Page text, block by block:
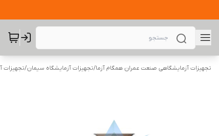
تجهیزات آزمایشگاهی صنعت عمران همگام آزما/تجهیزات آزمایشگاه سیمان/تجهیزات